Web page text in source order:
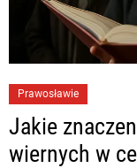
Prawosławie
Jakie
wiernych w